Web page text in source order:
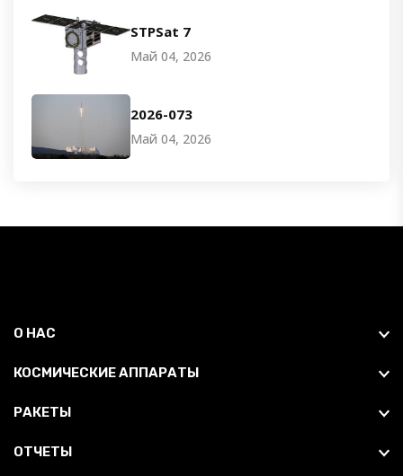
STPSat 7
Май 04, 2026
2026-073
Май 04, 2026
О НАС
КОСМИЧЕСКИЕ АППАРАТЫ
РАКЕТЫ
ОТЧЕТЫ